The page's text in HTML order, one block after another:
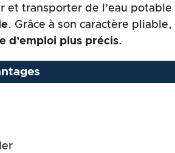
et transporter de l’eau potable
. Grâce à son caractère
d’emploi plus précis.